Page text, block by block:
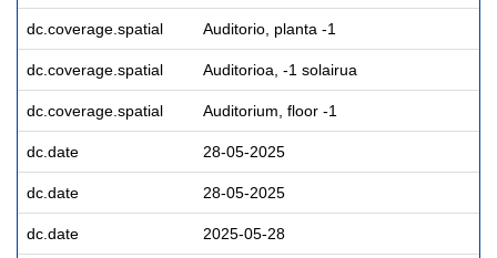
dc.coverage.spatial Auditorio, planta -1
dc.coverage.spatial Auditorioa, -1 solairua
dc.coverage.spatial Auditorium, floor -1
dc.date 28-05-2025
dc.date 28-05-2025
dc.date 2025-05-28